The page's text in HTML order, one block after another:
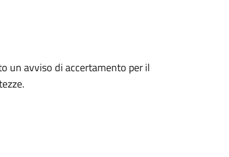
un avviso di accertamento per il